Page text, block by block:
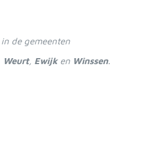
de gemeenten
Weurt, Ewijken Winssen.